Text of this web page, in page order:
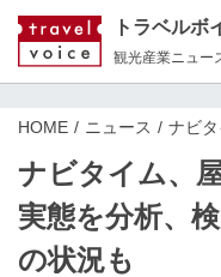
トラベルボ
観光産業ニュー
HOME ニュース ナビ
ナビタイム、
実態を分析、
の状況も